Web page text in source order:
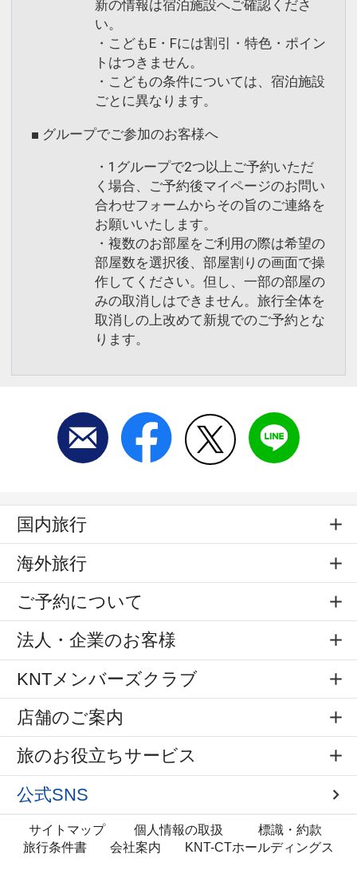
新の情報は宿泊施設へご確認くださ
い。
・こどもE・Fには割引・特色・ポイン
トはつきません。
・こどもの条件については、宿泊施設
ごとに異なります。
■ グループでご参加のお客様へ
・1グループで2つ以上ご予約いただ
く場合、ご予約後マイページのお問い
合わせフォームからその旨のご連絡を
お願いいたします。
・複数のお部屋をご利用の際は希望の
部屋数を選択後、部屋割りの画面で操
作してください。但し、一部の部屋の
みの取消しはできません。旅行全体を
取消しの上改めて新規でのご予約とな
ります。
国内旅行
海外旅行
ご予約について
法人・企業のお客様
KNTメンバーズクラブ
店舗のご案内
旅のお役立ちサービス
公式SNS
サイトマップ 個人情報の取扱
標識・約款
旅行条件書
会社案内 KNT-CTホールディングス